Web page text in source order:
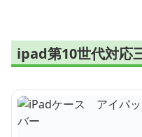
ipad第10世代対応